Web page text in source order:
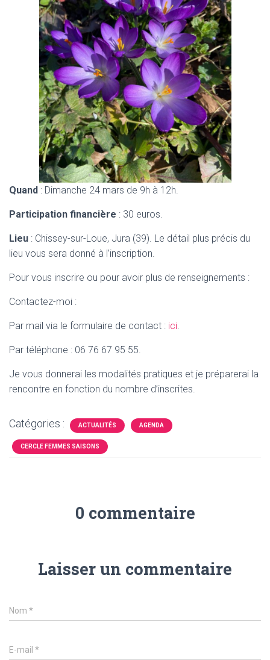
Quand : Dimanche 24 mars de 9h à 12h.
Participation financière : 30 euros.
Lieu : Chissey-sur-Loue, Jura (39). Le détail plus précis du
lieu vous sera donné à l’inscription.
Pour vous inscrire ou pour avoir plus de renseignements :
Contactez-moi :
Par mail via le formulaire de contact : ici.
Par téléphone : 06 76 67 95 55.
Je vous donnerai les modalités pratiques et je préparerai la
rencontre en fonction du nombre d’inscrites.
Catégories : ACTUALITÉS AGENDA
CERCLE FEMMES SAISONS
0 commentaire
Laisser un commentaire
Nom *
E-mail *